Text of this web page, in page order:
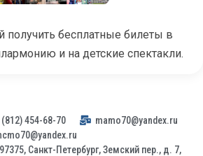
бесплатные билеты в
и на детские спектакли.
(812) 454-68-70
mamo70@yandex.ru
Санкт-Петербург, Земский пер., д. 7,